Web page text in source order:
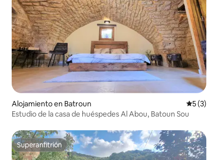
Alojamiento en Batroun
5 (3)
Estudio de la casa de huéspedes Al Abou, Batoun Sou
Superanfitrión
Superanfitrión